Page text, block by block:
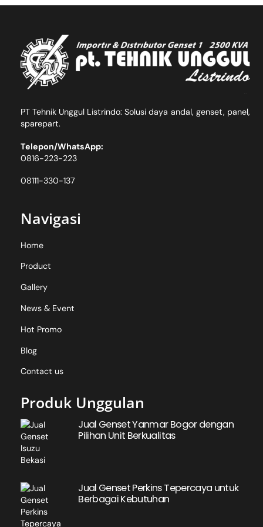
Skip
Back
PT Tehnik Unggul Listrindo: Solusi daya andal, genset, panel,
sparepart.
Telepon/WhatsApp:
0816-223-223
08111-330-137
Navigasi
Home
Product
Gallery
News & Event
Hot Promo
Blog
Contact us
Produk Unggulan
Jual Genset Yanmar Bogor dengan
Pilihan Unit Berkualitas
Jual Genset Perkins Tepercaya untuk
Berbagai Kebutuhan